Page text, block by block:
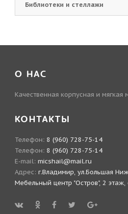
Библиотеки и стеллажи
О НАС
Качественная корпусная и мягкая
КОНТАКТЫ
Телефон: 8 (960) 728-75-14
Телефон: 8 (960) 728-75-14
E-mail: micshail@mail.ru
Адрес: г.Владимир, ул.Большая
Мебельный центр "Остров", 2 этаж,